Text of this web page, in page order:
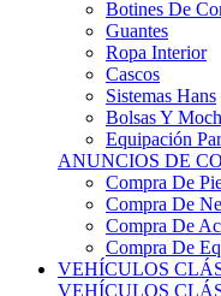
Botines De
Guantes
Ropa Interior
Cascos
Sistemas Hans
Bolsas Y
Equipación
ANUNCIOS DE
Compra De
Compra De
Compra De
Compra De
VEHÍCULOS
VEHÍCULOS